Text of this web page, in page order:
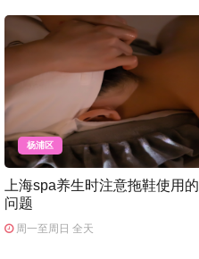
杨浦区
上海spa养生时注意拖鞋使用的
问题
周一至周日 全天